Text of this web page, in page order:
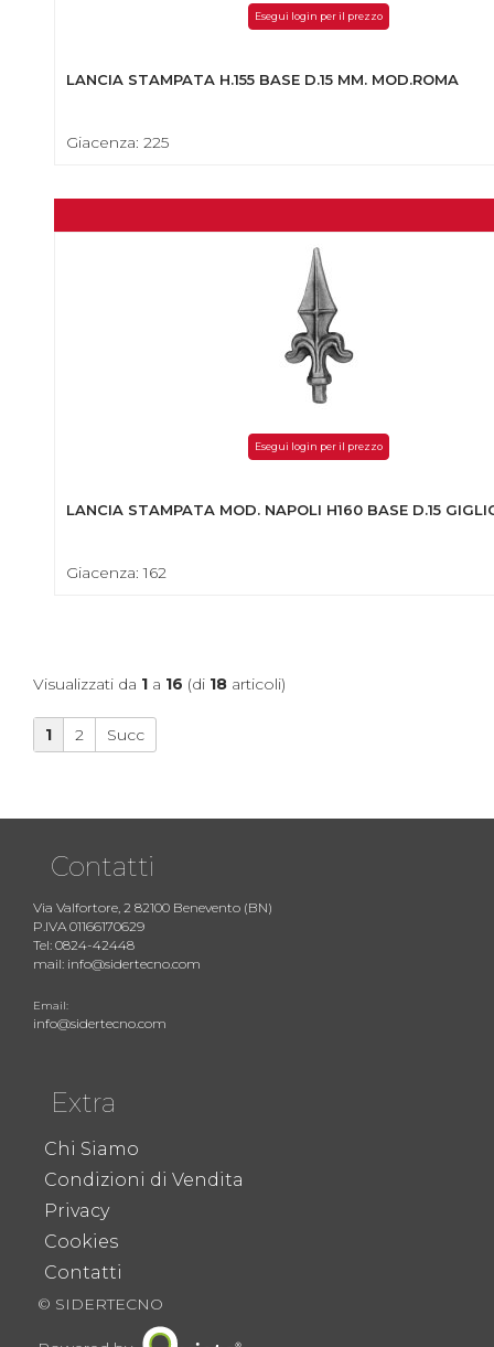
Esegui login per il prezzo
LANCIA STAMPATA H.155 BASE D.15 MM. MOD.ROMA
Giacenza: 225
Esegui login per il prezzo
LANCIA STAMPATA MOD. NAPOLI H160 BASE D.15
Giacenza: 162
Visualizzati da 1 a 16 (di 18 articoli)
1 2 Succ
Contatti
Via Valfortore, 2 82100 Benevento (BN)
P.IVA 01166170629
Tel: 0824-42448
mail: info@sidertecno.com
Email:
info@sidertecno.com
Extra
Chi Siamo
Condizioni di Vendita
Privacy
Cookies
Contatti
© SIDERTECNO